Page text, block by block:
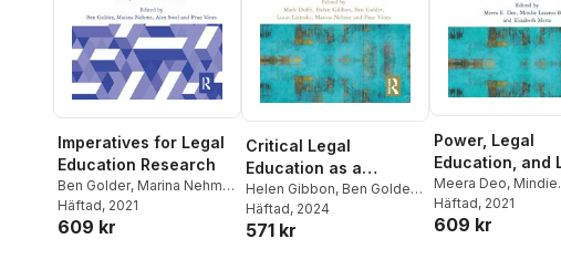
Imperatives for Legal
Education Research
Ben Golder, Marina Nehme ,
Alex Steel,Prue Vines
Häftad, 2021
609 kr
Critical Legal
Education as a
Subversive Activity
Helen Gibbon, Ben Golder ,
Lucas Lixinski
Nehme,
Häftad, 2024
571 kr
Power, Legal
Education, and
School Cultures
Meera Deo, Mindie
Lazarus-Black
Mertz
Häftad, 2021
609 kr